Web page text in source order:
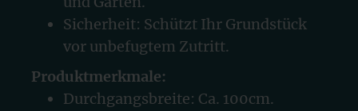
Sicherheit: Schützt Ihr Grundstück
vor unbefugtem Zutritt.
Produktmerkmale:
Durchgangsbreite: Ca. 100cm.